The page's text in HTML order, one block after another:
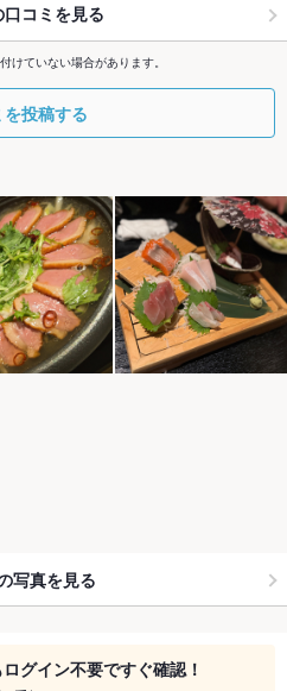
コミを見る
けていない場合があります。
を投稿する
写真を見る
グイン不要ですぐ確認！